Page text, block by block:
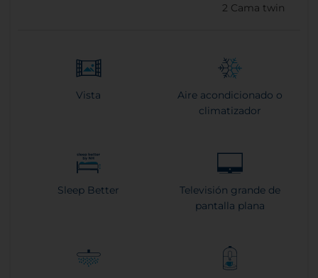
2 Cama twin
Vista
Aire acondicionado o
climatizador
Sleep Better
Televisión grande de
pantalla plana